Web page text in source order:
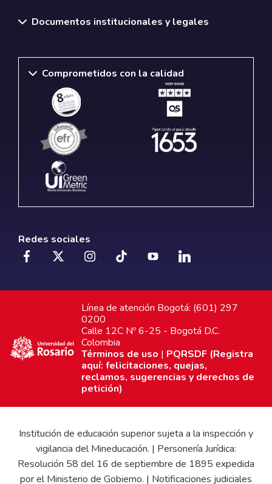
Documentos institucionales y legales
Comprometidos con la calidad
Redes sociales
Línea de atención Bogotá: (601) 297
0200
Calle 12C Nº 6-25 - Bogotá D.C.
Colombia
Términos de uso | PQRSDF (Registra
aquí: felicitaciones, quejas,
reclamos, sugerencias y derechos de
petición)
Institución de educación superior sujeta a la inspección y
vigilancia del Mineducación. | Personería Jurídica:
Resolución 58 del 16 de septiembre de 1895 expedida
por el Ministerio de Gobierno. | Notificaciones judiciales